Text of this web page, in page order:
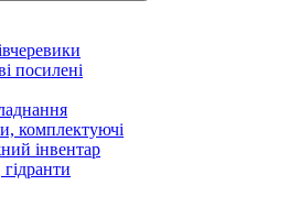
посилені
комплектуючі
інвентар